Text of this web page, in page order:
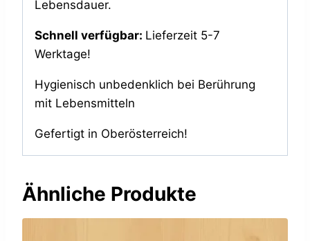
Lebensdauer.
Schnell verfügbar: Lieferzeit 5-7
Werktage!
Hygienisch unbedenklich bei Berührung
mit Lebensmitteln
Gefertigt in Oberösterreich!
Ähnliche Produkte